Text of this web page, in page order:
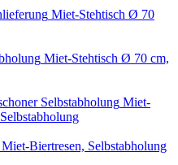
Miet-Stehtisch Ø 70
Miet-Stehtisch Ø 70 cm,
Miet-
Miet-Biertresen, Selbstabholung